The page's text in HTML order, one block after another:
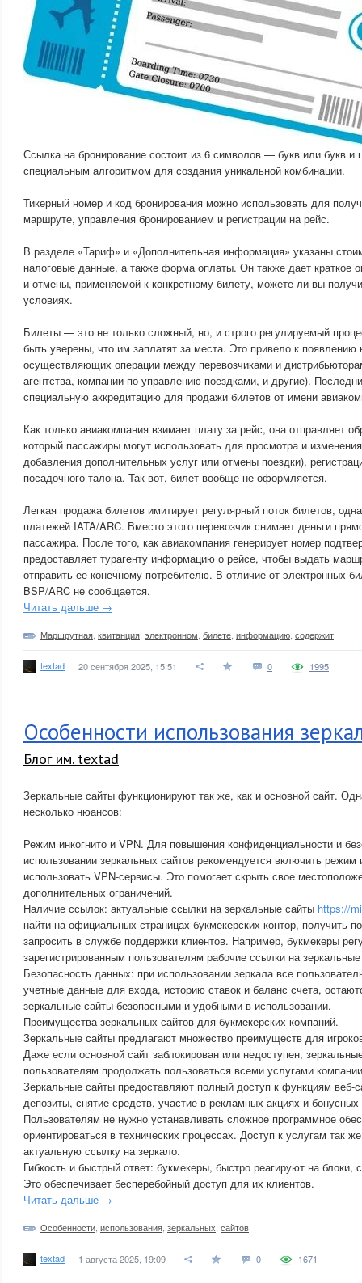
Ссылка на бронирование состоит из 6 символов — букв или букв и
специальным алгоритмом для создания уникальной комбинации.
Тикерный номер и код бронирования можно использовать для
маршруте, управления бронированием и регистрации на рейс.
В разделе «Тариф» и «Дополнительная информация» указаны
налоговые данные, а также форма оплаты. Он также дает краткое
и отмены, применяемой к конкретному билету, можете ли вы
условиях.
Билеты — это не только сложный, но, и строго регулируемый
быть уверены, что им заплатят за места. Это привело к появлению
осуществляющих операции между перевозчиками и
агентства, компании по управлению поездками, и другие).
специальную аккредитацию для продажи билетов от имени
Как только авиакомпания взимает плату за рейс, она отправляет
который пассажиры могут использовать для просмотра и
добавления дополнительных услуг или отмены поездки),
посадочного талона. Так вот, билет вообще не оформляется.
Легкая продажа билетов имитирует регулярный поток билетов,
платежей IATA/ARC. Вместо этого перевозчик снимает деньги
пассажира. После того, как авиакомпания генерирует номер
предоставляет турагенту информацию о рейсе, чтобы выдать
отправить ее конечному потребителю. В отличие от электронных
BSP/ARC не сообщается.
Читать дальше →
Маршрутная квитанция электронном билете информацию содержит
textad 20 сентября 2025, 15:51 0 1995
Особенности использования
Блог им. textad
Зеркальные сайты функционируют так же, как и основной сайт.
несколько нюансов:
Режим инкогнито и VPN. Для повышения конфиденциальности и
использовании зеркальных сайтов рекомендуется включить режим
использовать VPN-сервисы. Это помогает скрыть свое
дополнительных ограничений.
Наличие ссылок: актуальные ссылки на зеркальные сайты https://
найти на официальных страницах букмекерских контор, получить
запросить в службе поддержки клиентов. Например, букмекеры
зарегистрированным пользователям рабочие ссылки на
Безопасность данных: при использовании зеркала все
учетные данные для входа, историю ставок и баланс счета,
зеркальные сайты безопасными и удобными в использовании.
Преимущества зеркальных сайтов для букмекерских компаний.
Зеркальные сайты предлагают множество преимуществ для
Даже если основной сайт заблокирован или недоступен,
пользователям продолжать пользоваться всеми услугами
Зеркальные сайты предоставляют полный доступ к функциям веб-
депозиты, снятие средств, участие в рекламных акциях и
Пользователям не нужно устанавливать сложное программное
ориентироваться в технических процессах. Доступ к услугам так
актуальную ссылку на зеркало.
Гибкость и быстрый ответ: букмекеры, быстро реагируют на блоки,
Это обеспечивает бесперебойный доступ для их клиентов.
Читать дальше →
Особенности использования зеркальных сайтов
textad 1 августа 2025, 19:09 0 1671